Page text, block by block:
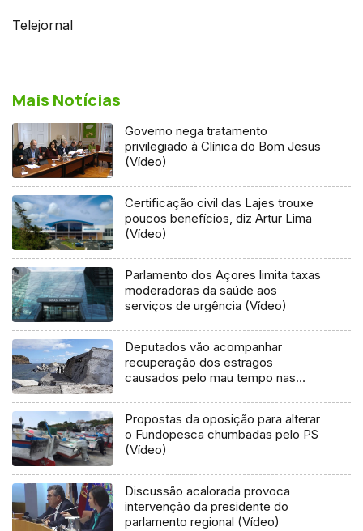
Telejornal
Mais Notícias
Governo nega tratamento
privilegiado à Clínica do Bom Jesus
(Vídeo)
Certificação civil das Lajes trouxe
poucos benefícios, diz Artur Lima
(Vídeo)
Parlamento dos Açores limita taxas
moderadoras da saúde aos
serviços de urgência (Vídeo)
Deputados vão acompanhar
recuperação dos estragos
causados pelo mau tempo nas
Propostas da oposição para alterar
o Fundopesca chumbadas pelo PS
(Vídeo)
Discussão acalorada provoca
intervenção da presidente do
parlamento regional (Vídeo)